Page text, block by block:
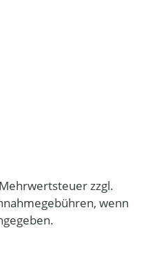
zzgl.
wenn